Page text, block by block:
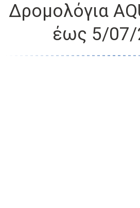
Δρομολόγια
έως 5/07/